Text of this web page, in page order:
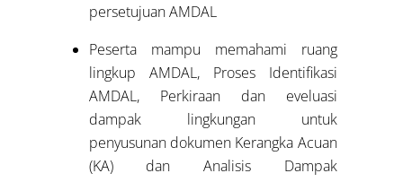
persetujuan AMDAL
Peserta mampu memahami ruang
lingkup AMDAL, Proses Identifikasi
AMDAL, Perkiraan dan eveluasi
dampak lingkungan untuk
penyusunan dokumen Kerangka Acuan
(KA) dan Analisis Dampak